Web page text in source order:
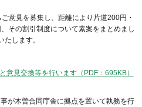
意見を募集し、距離により片道200円・
その割引制度について素案をまとめまし
します。
意見交換等を行います（PDF：695KB）
が木曽合同庁舎に拠点を置いて執務を行